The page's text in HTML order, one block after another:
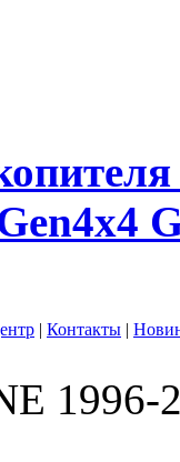
| Контакты |
1996-